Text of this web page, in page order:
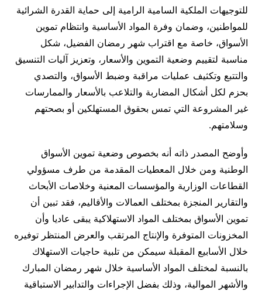
للتوجيهات الملكية السامية الرامية إلى حماية القدرة الشرائية
للمواطنين، وضمان وفرة المواد الأساسية وانتظام تموين
الأسواق، خاصة مع اقتراب شهر رمضان الفضيل، شكل
مناسبة لتقييم وضعية التموين والأسعار، وتعزيز آليات التنسيق
والتتبع وتكثيف عمليات مراقبة وضبط الأسواق، والتصدي
بحزم لكل أشكال المضاربة والتلاعب بالأسعار والممارسات
غير المشروعة التي تمس بحقوق المستهلكين أو بصحتهم
وسلامتهم.
وأوضح المصدر ذاته أنه بخصوص وضعية تموين الأسواق
الوطنية ومن خلال المعطيات المقدمة من طرف مسؤولي
القطاعات الوزارية والمؤسسات المعنية وخلاصات الأبحاث
والتقارير المنجزة بمختلف العمالات والأقاليم، فقد تبين أن
تموين الأسواق بمختلف المواد الاستهلاكية يبقى عاديا وأن
المخزونات المتوفرة والإنتاج المرتقب والعرض المنتظر توفيره
خلال الأسابيع المقبلة سيمكن من تلبية حاجيات الاستهلاك
بالنسبة لمختلف المواد الأساسية خلال شهر رمضان المبارك
والأشهر الموالية، وذلك بفضل الإجراءات والتدابير الاستباقية